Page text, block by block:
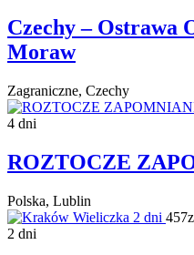
Czechy – Ostrawa
Moraw
Zagraniczne, Czechy
4 dni
ROZTOCZE
Polska, Lublin
2 dni